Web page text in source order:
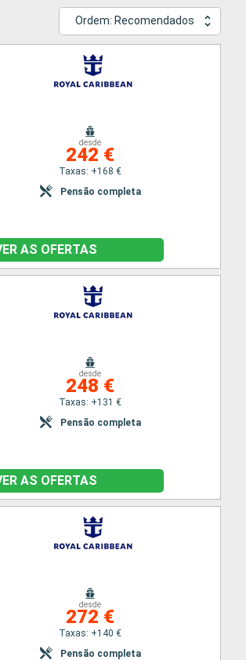
Ordem: Recomendados
desde
242 €
Taxas: +168 €
Pensão completa
AS OFERTAS
desde
248 €
Taxas: +131 €
Pensão completa
AS OFERTAS
desde
272 €
Taxas: +140 €
Pensão completa